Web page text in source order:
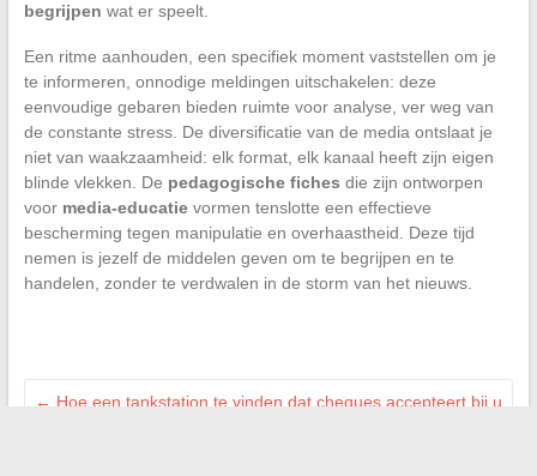
begrijpen wat er speelt.
Een ritme aanhouden, een specifiek moment vaststellen om je
te informeren, onnodige meldingen uitschakelen: deze
eenvoudige gebaren bieden ruimte voor analyse, ver weg van
de constante stress. De diversificatie van de media ontslaat je
niet van waakzaamheid: elk format, elk kanaal heeft zijn eigen
blinde vlekken. De pedagogische fiches die zijn ontworpen
voor media-educatievormen tenslotte een effectieve
bescherming tegen manipulatie en overhaastheid. Deze tijd
nemen is jezelf de middelen geven om te begrijpen en te
handelen, zonder te verdwalen in de storm van het nieuws.
← Hoe een tankstation te vinden dat cheques accepteert bij u